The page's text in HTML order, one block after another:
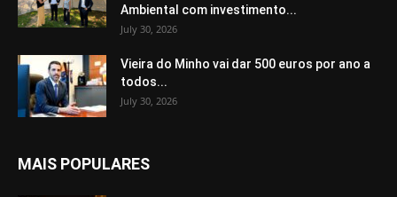
Ambiental com investimento...
July 30, 2026
Vieira do Minho vai dar 500 euros por ano a
todos...
July 30, 2026
MAIS POPULARES